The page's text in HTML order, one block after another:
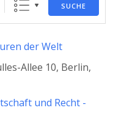
SUCHE
der Welt
Allee 10, Berlin,
und Recht -